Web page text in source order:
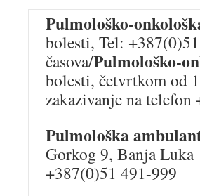
Pulmološko-
bolesti, Tel:
časova/Pulmološko-
bolesti, četvrtkom od
zakazivanje na
Pulmološka
Gorkog 9, Banja Luka
+387(0)51 491-999